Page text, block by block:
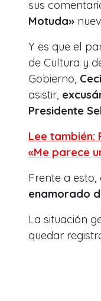
sus
Motuda»
Y es que el
de Cultura y
Gobierno,
asistir,
Presidente
Lee
«Me parece
Frente a
enamorado
La situación
quedar